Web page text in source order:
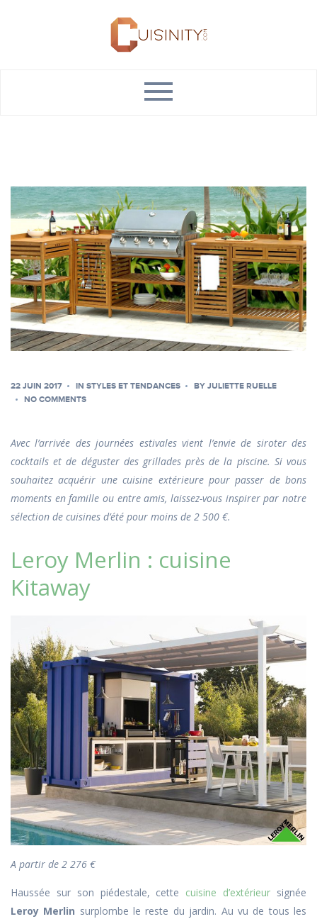
22 JUIN 2017 IN STYLES ET TENDANCES BY JULIETTE RUELLE
NO COMMENTS
Avec l’arrivée des journées estivales vient l’envie de siroter des
cocktails et de déguster des grillades près de la piscine. Si vous
souhaitez acquérir une cuisine extérieure pour passer de bons
moments en famille ou entre amis, laissez-vous inspirer par notre
sélection de cuisines d’été pour moins de 2 500 €.
Leroy Merlin : cuisine
Kitaway
A partir de 2 276 €
Haussée sur son piédestale, cette cuisine d’extérieur signée
Leroy Merlin surplombe le reste du jardin. Au vu de tous les